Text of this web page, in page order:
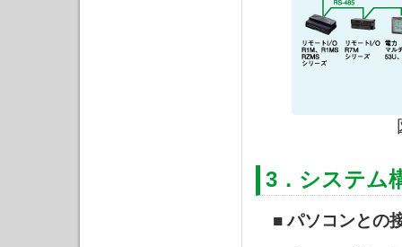
3．システム
■ パソコンとの